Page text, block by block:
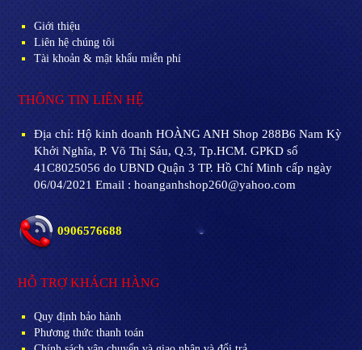
Giới thiệu
Liên hệ chúng tôi
Tài khoản & mật khẩu miễn phí
THÔNG TIN LIÊN HỆ
Địa chỉ: Hộ kinh doanh HOÀNG ANH Shop 288B6 Nam Kỳ
Khởi Nghĩa, P. Võ Thị Sáu, Q.3, Tp.HCM. GPKD số
41C8025056 do UBND Quận 3 TP. Hồ Chí Minh cấp ngày
06/04/2021 Email : hoanganhshop260@yahoo.com
0906576688
HỖ TRỢ KHÁCH HÀNG
Quy định bảo hành
Phương thức thanh toán